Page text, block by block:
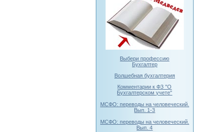
Выбери профессию
Бухгалтер
Волшебная бухгалтерия
Комментарии к ФЗ "О
Бухгалтерском учете"
МСФО: переводы на человеческий.
Вып. 1-3
МСФО: переводы на человеческий.
Вып. 4